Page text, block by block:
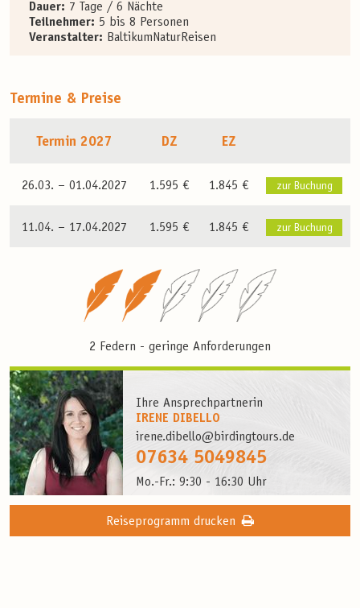
Dauer: 7 Tage / 6 Nächte
Teilnehmer: 5 bis 8 Personen
Veranstalter: BaltikumNaturReisen
Termine & Preise
Termin 2027 DZ EZ
26.03. – 01.04.2027 1.595 € 1.845 € zur Buchung
11.04. – 17.04.2027 1.595 € 1.845 € zur Buchung
2 Federn - geringe Anforderungen
Ihre Ansprechpartnerin
IRENE DIBELLO
irene.dibello@birdingtours.de
07634 5049845
Mo.-Fr.: 9:30 - 16:30 Uhr
Reiseprogramm drucken